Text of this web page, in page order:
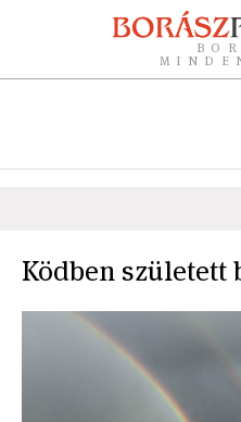
Ködben